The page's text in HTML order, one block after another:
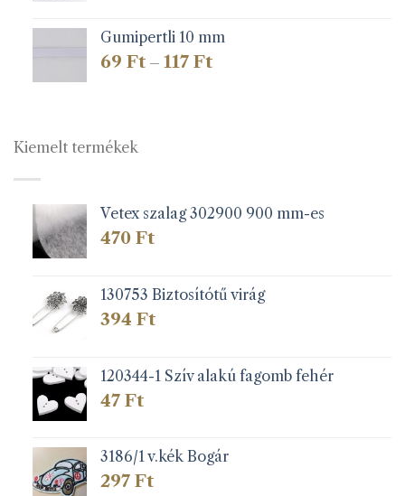
Gumipertli 10 mm
69 Ft – 117 FtÁrtartomány:
Kiemelt termékek
Vetex szalag 302900 900 mm-es
470 Ft
130753 Biztosítótű virág
394 Ft
120344-1 Szív alakú fagomb fehér
47 Ft
3186/1 v.kék Bogár
297 Ft